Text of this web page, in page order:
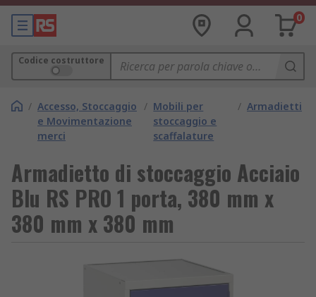
0
Codice costruttore
/ Accesso, Stoccaggio
e Movimentazione
merci
/ Mobili per
stoccaggio e
scaffalature
/ Armadietti
Armadietto di stoccaggio Acciaio
Blu RS PRO 1 porta, 380 mm x
380 mm x 380 mm